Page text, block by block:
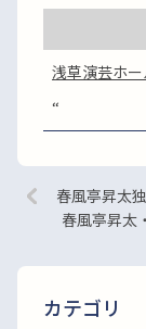
浅草演芸ホ
“
春風亭昇太
春風亭昇
カテゴリ